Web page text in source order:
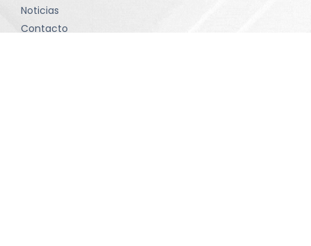
Noticias
Contacto